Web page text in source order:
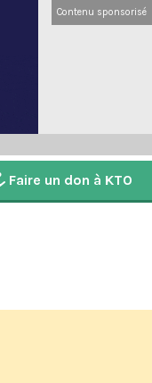
Contenu sponsorisé
Faire un don à KTO